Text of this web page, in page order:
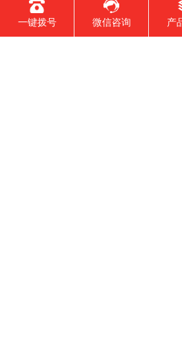
剂。 结构式: CH2=C(CN)-COO-C2H5
化下发生加聚反应，迅速固化而将被粘物粘牢。 胶
分，在水性环境里。胶水中的高分子体
2022-04-24
一键拨号 微信咨询 产